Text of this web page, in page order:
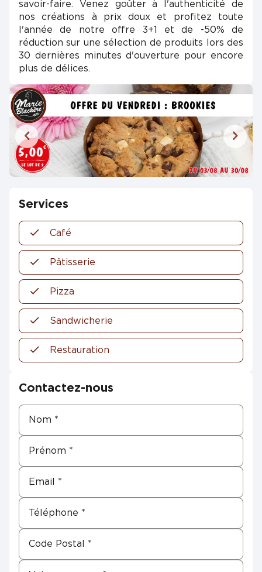
savoir-faire. Venez goûter à l'authenticité de
nos créations à prix doux et profitez toute
l'année de notre offre 3+1 et de -50% de
réduction sur une sélection de produits lors des
30 dernières minutes d'ouverture pour encore
plus de délices.
Services
Café
Pâtisserie
Pizza
Sandwicherie
Restauration
Contactez-nous